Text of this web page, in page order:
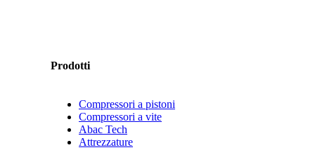
Prodotti
Compressori a pistoni
Compressori a vite
Abac Tech
Attrezzature